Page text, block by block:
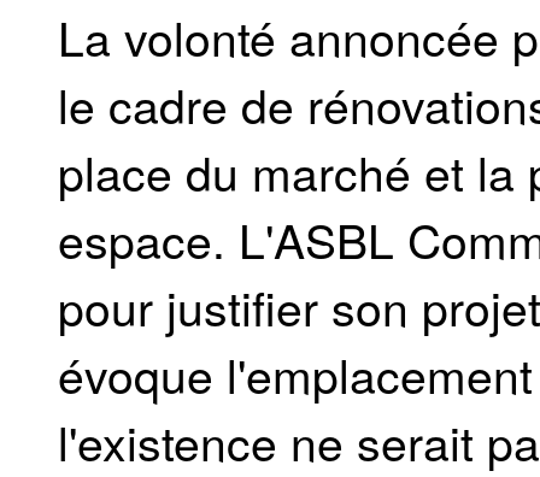
La volonté annoncée
le cadre de
place du marché et la
espace. L'ASBL
pour justifier son
évoque
l'existence ne serait